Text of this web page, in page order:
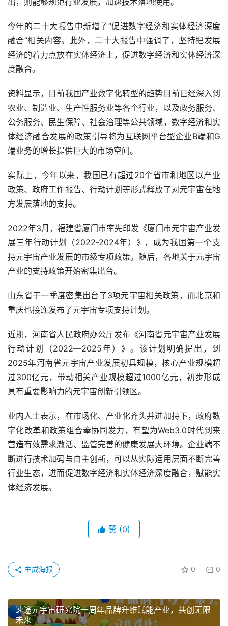
今年的二十大报告中新增了“促进数字经济和实体经济深度
融合”相关内容。此外，二十大报告中强调了，坚持把发展
经济的着力点放在实体经济上，促进数字经济和实体经济深
度融合。
资料显示，目前我国产业数字化转型的趋势目前已经深入到
农业、制造业、生产性服务业等各个行业，以及政务服务、
公务服务、民生保障、社会治理等公共领域，数字经济和实
体经济融合发展的政策引导将为互联网平台型企业B端和G
端业务的增长提供巨大的市场空间。
实际上，今年以来，我国已有超过20个省市和地区以产业
政策、政府工作报告、行动计划等形式释放了对元宇宙在地
方发展落地的支持。
2022年3月，福建省厦门市率先印发《厦门市元宇宙产业发
展三年行动计划（2022-2024年）》，成为我国第一个支
持元宇宙产业发展的市级专项政策。随后，各地关于元宇宙
产业的支持政策开始密集出台。
山东省于一季度密集出台了3项元宇宙相关政策，而北京和
重庆也接连发布了元宇宙专项支持计划。
近期，河南省人民政府办公厅发布《河南省元宇宙产业发展
行动计划（2022—2025年）》。该计划明确提出，到
2025年河南省元宇宙产业发展初具规模，核心产业规模超
过300亿元，带动相关产业规模超过1000亿元，初步形成
具有重要影响力的元宇宙创新引领区。
业内人士表示，在市场化、产业化齐头并进加持下，政府数
字化改革和政策组合拳协同发力，有望为Web3.0时代到来
营造有效需求激活、监管完善的健康发展大环境。企业端不
断进行技术加码与自主创新，可以从实际运用层面不断完善
行业生态，进而促进数字经济和实体经济深度融合，赋能实
体经济发展。
赞 (0)
0 0
生成海报
速途元宇宙研究院一周年品牌升维赋能产业，共创无限
未来